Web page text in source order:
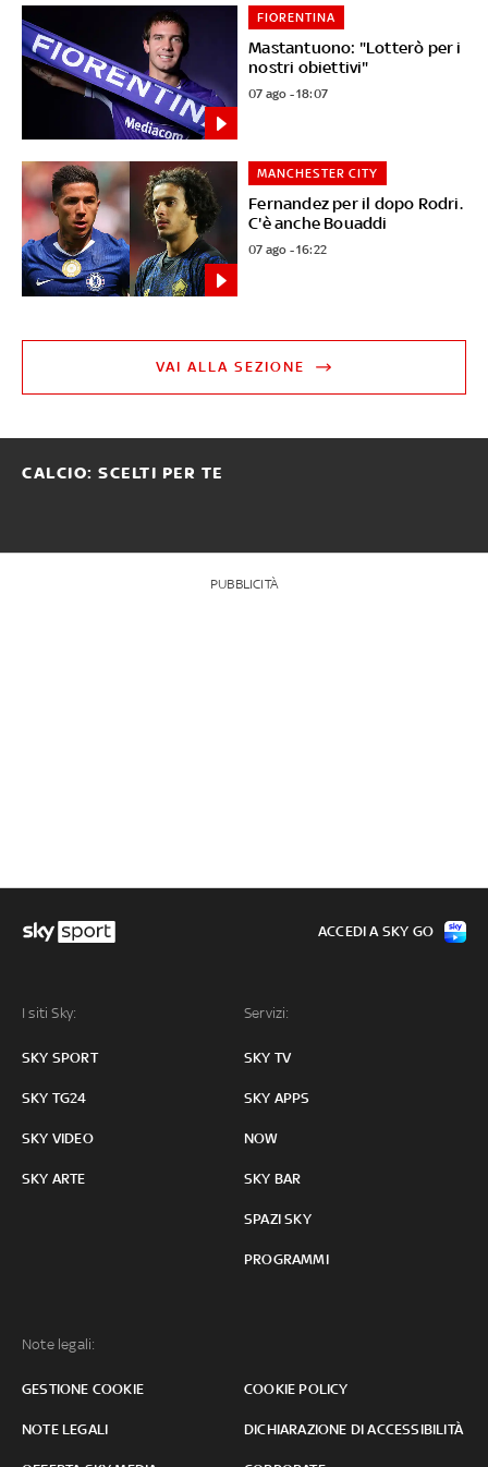
Mastantuono: "Lotterò per i
nostri obiettivi"
FIORENTINA
07 ago - 18:07
Fernandez per il dopo Rodri.
C'è anche Bouaddi
MANCHESTER CITY
07 ago - 16:22
VAI ALLA SEZIONE
CALCIO: SCELTI PER TE
PUBBLICITÀ
I siti Sky:
SKY SPORT
SKY TG24
SKY VIDEO
SKY ARTE
Servizi:
SKY TV
SKY APPS
NOW
SKY BAR
SPAZI SKY
PROGRAMMI
Note legali:
GESTIONE COOKIE COOKIE POLICY
NOTE LEGALI DICHIARAZIONE DI ACCESSIBILITÀ
ACCEDI A SKY GO